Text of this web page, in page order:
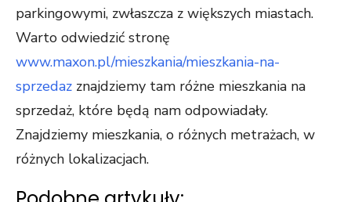
parkingowymi, zwłaszcza z większych miastach.
Warto odwiedzić stronę
www.maxon.pl/mieszkania/mieszkania-na-
sprzedaz znajdziemy tam różne mieszkania na
sprzedaż, które będą nam odpowiadały.
Znajdziemy mieszkania, o różnych metrażach, w
różnych lokalizacjach.